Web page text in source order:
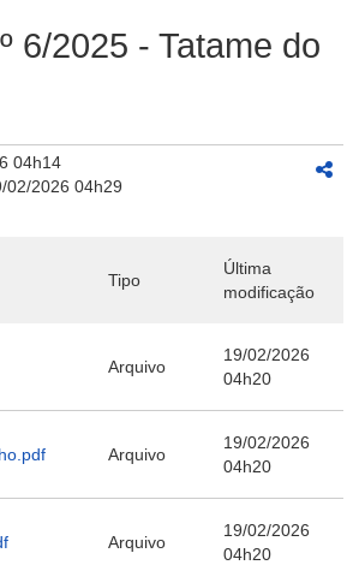
6/2025 - Tatame do
04h14
02/2026 04h29
Tipo
Última
modificação
Arquivo
19/02/2026
04h20
Arquivo
19/02/2026
04h20
Arquivo
19/02/2026
04h20